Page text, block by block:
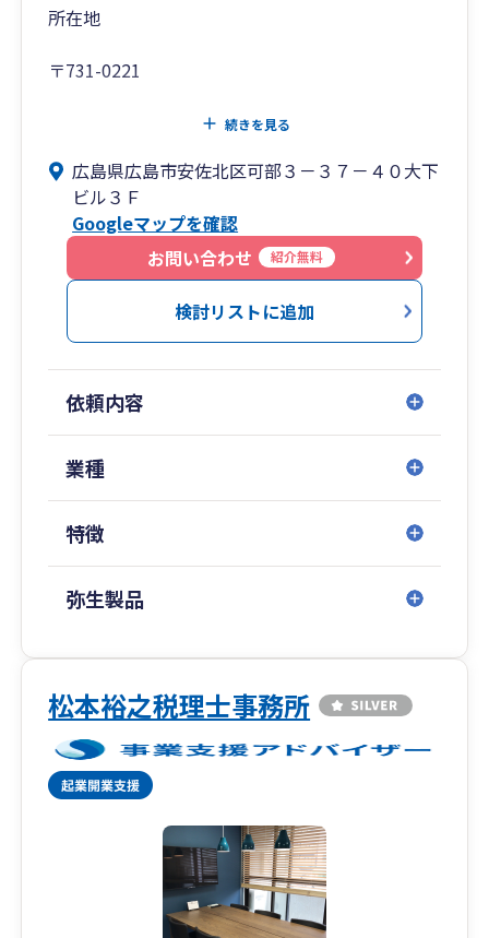
まで視野に入れた提案が可能。
援体制を構築しています。
■このような方におすすめです
・中小企業の経営者様で、決算書を“融資に強
い”状態にしたい
・創業間もない、または成長段階の法人で、会
計・税務の整備から始めたい
・将来的に事業承継や相続を見据えて、税務・財
務の準備を進めたい
・生きた事業計画とともに、圧倒的スピードで成
■【全国14拠点】※オンラインの場合は全国対応
東京都（池袋）／神奈川県（横浜）／山梨県（甲
府）／大阪府／
州）／佐賀県／
長崎県／埼玉県（川越）／千葉県／愛知県（名古
屋）／沖縄県（那覇）
金融機関をはじめ、各業界で相続や事業承継に関
するセミナー講演実績も多数ございます。
また、著書はAmazon税法部門で1位を獲得する
等、高い専門性を誇ります。
所在地
〒731-0221
広島県広島市安佐北区可部3-37-40 大下ビル3F
Tel 082-815-4151
続きを見る
広島県広島市安佐北区可部３－３７－４０大下
ビル３Ｆ
Googleマップを確認
お問い合わせ
紹介無料
検討リストに追加
依頼内容
業種
特徴
弥生製品
松本裕之税理士事務所